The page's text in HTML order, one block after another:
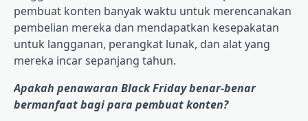
pembuat konten banyak waktu untuk merencanakan
pembelian mereka dan mendapatkan kesepakatan
untuk langganan, perangkat lunak, dan alat yang
mereka incar sepanjang tahun.
Apakah penawaran Black Friday benar-benar
bermanfaat bagi para pembuat konten?